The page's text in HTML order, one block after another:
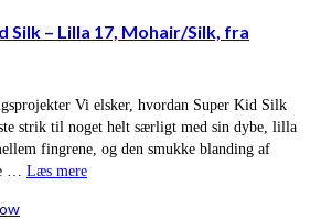
Silk – Lilla 17, Mohair/Silk, fra
Vi elsker, hvordan Super Kid Silk
strik til noget helt særligt med sin dybe, lilla
fingrene, og den smukke blanding af
… Læs mere